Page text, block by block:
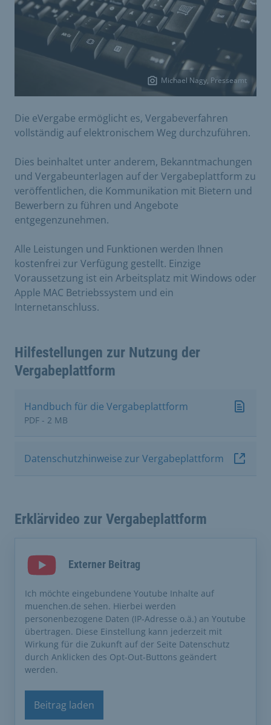
Michael Nagy, Presseamt
Die eVergabe ermöglicht es, Vergabeverfahren
vollständig auf elektronischem Weg durchzuführen.
Dies beinhaltet unter anderem, Bekanntmachungen
und Vergabeunterlagen auf der Vergabeplattform zu
veröffentlichen, die Kommunikation mit Bietern und
Bewerbern zu führen und Angebote
entgegenzunehmen.
Alle Leistungen und Funktionen werden Ihnen
kostenfrei zur Verfügung gestellt. Einzige
Voraussetzung ist ein Arbeitsplatz mit Windows oder
Apple MAC Betriebssystem und ein
Internetanschluss.
Hilfestellungen zur Nutzung der
Vergabeplattform
Handbuch für die Vergabeplattform
PDF - 2 MB
Datenschutzhinweise zur Vergabeplattform
Erklärvideo zur Vergabeplattform
Externer Beitrag
Ich möchte eingebundene Youtube Inhalte auf
muenchen.de sehen. Hierbei werden
personenbezogene Daten (IP-Adresse o.ä.) an Youtube
übertragen. Diese Einstellung kann jederzeit mit
Wirkung für die Zukunft auf der Seite Datenschutz
durch Anklicken des Opt-Out-Buttons geändert
werden.
Beitrag laden